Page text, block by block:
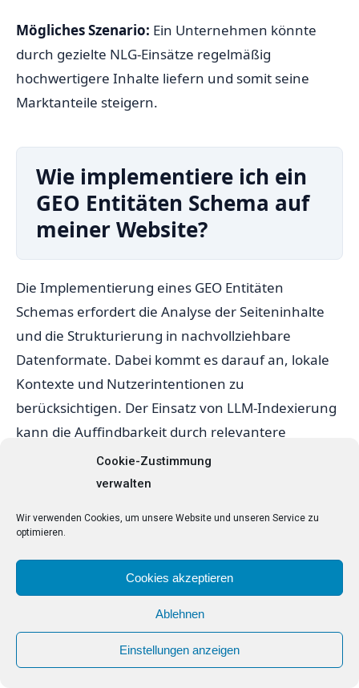
Cookie-Zustimmung
verwalten
Wir verwenden Cookies, um unsere Website und unseren Service zu
optimieren.
Cookies akzeptieren
Ablehnen
Einstellungen anzeigen
Mögliches Szenario: Ein Unternehmen könnte
durch gezielte NLG-Einsätze regelmäßig
hochwertigere Inhalte liefern und somit seine
Marktanteile steigern.
Wie implementiere ich ein
GEO Entitäten Schema auf
meiner Website?
Die Implementierung eines GEO Entitäten
Schemas erfordert die Analyse der Seiteninhalte
und die Strukturierung in nachvollziehbare
Datenformate. Dabei kommt es darauf an, lokale
Kontexte und Nutzerintentionen zu
berücksichtigen. Der Einsatz von LLM-Indexierung
kann die Auffindbarkeit durch relevantere
Ergebnisse steigern.
Wichtigste Maßnahmen:
Identifiziere relevante Entitäten in deinen
Nutze JSON-LD zur Strukturierung der Daten.
Implementiere Snippets für lokale
Überwache die Performance durch SEO-Tools.